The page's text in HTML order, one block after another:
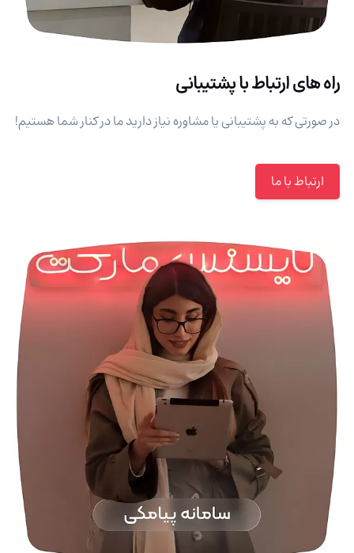
راه های ارتباط با پشتیبانی
در صورتی که به پشتیبانی یا مشاوره نیاز دارید ما در کنار شما هستیم!
ارتباط با ما